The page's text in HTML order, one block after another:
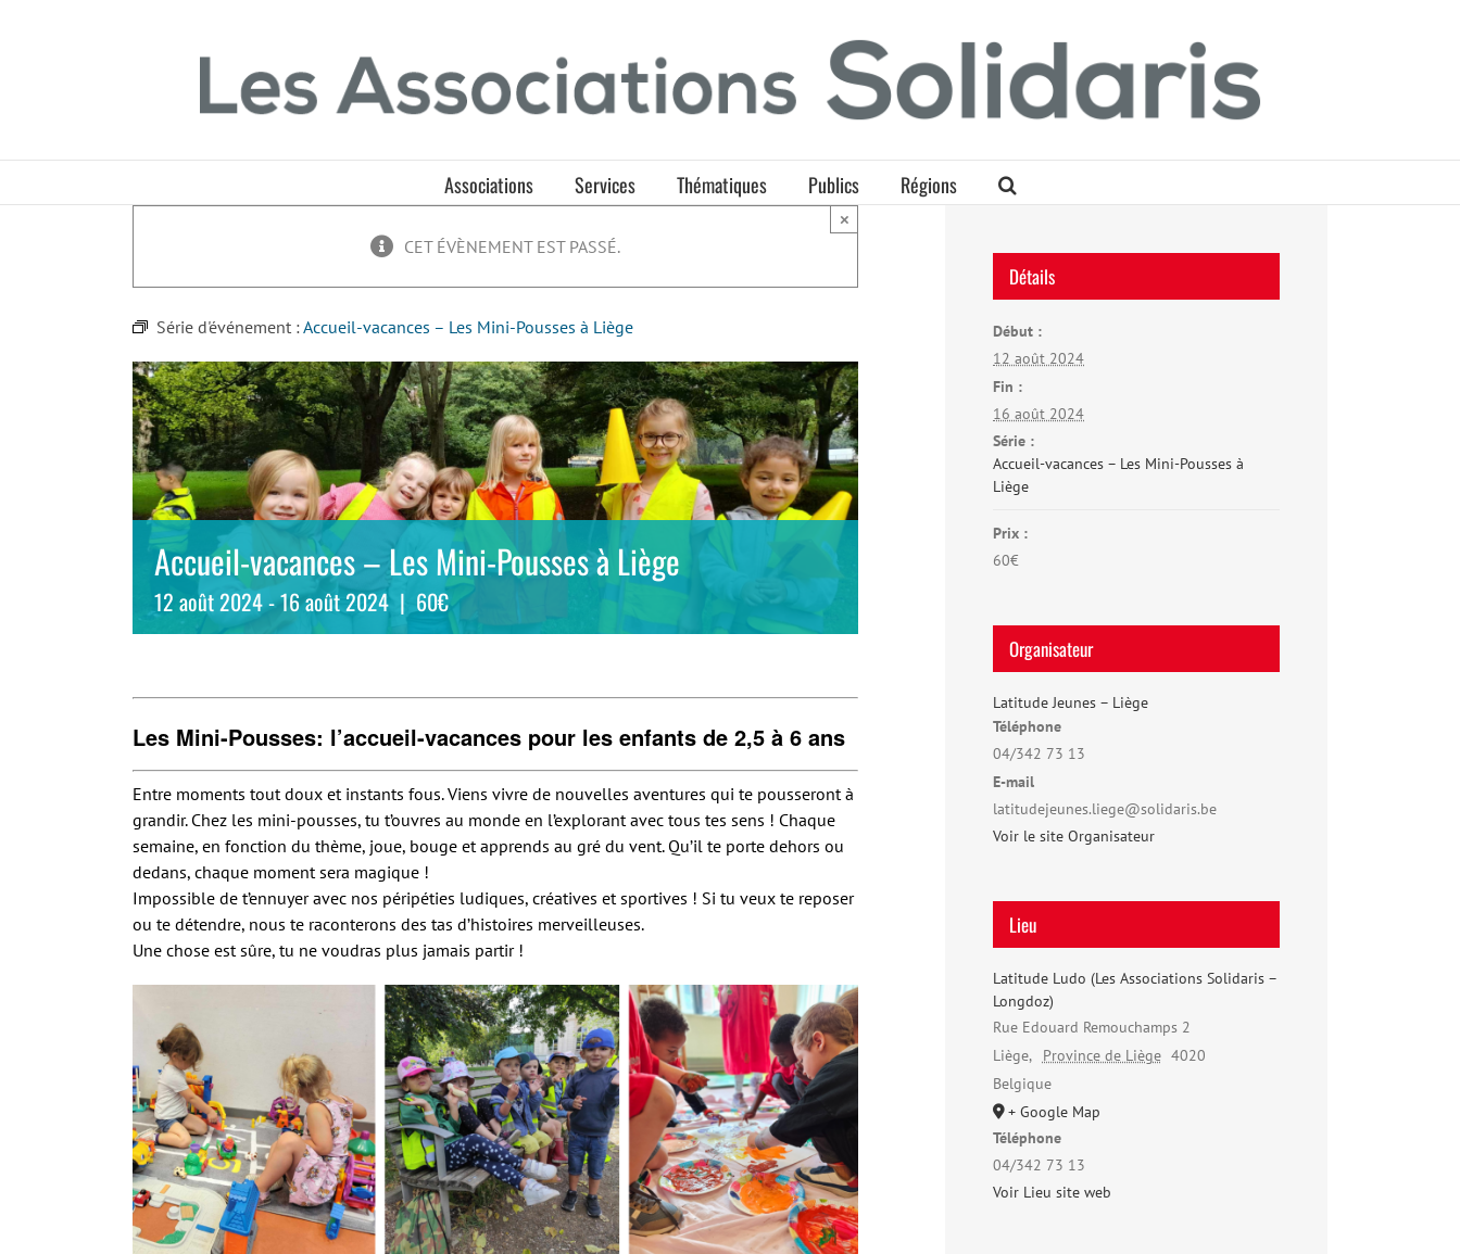
Associations Services Thématiques Publics Régions
CET ÉVÈNEMENT EST PASSÉ.
×
Série d'événement :Accueil-vacances – Les Mini-Pousses à Liège
Accueil-vacances – Les Mini-Pousses à Liège
12 août 2024-16 août 2024 | 60€
Les Mini-Pousses: l’accueil-vacances pour les enfants de 2,5 à 6 ans
Entre moments tout doux et instants fous. Viens vivre de nouvelles aventures qui te pousseront à
grandir. Chez les mini-pousses, tu t’ouvres au monde en l’explorant avec tous tes sens ! Chaque
semaine, en fonction du thème, joue, bouge et apprends au gré du vent. Qu’il te porte dehors ou
dedans, chaque moment sera magique !
Impossible de t’ennuyer avec nos péripéties ludiques, créatives et sportives ! Si tu veux te reposer
ou te détendre, nous te raconterons des tas d’histoires merveilleuses.
Une chose est sûre, tu ne voudras plus jamais partir !
Détails
Début :
12 août 2024
Fin :
16 août 2024
Série :
Accueil-vacances – Les Mini-Pousses à
Liège
Prix :
60€
Organisateur
Latitude Jeunes – Liège
Téléphone
04/342 73 13
E-mail
latitudejeunes.liege@solidaris.be
Voir le site Organisateur
Lieu
Latitude Ludo (Les Associations Solidaris –
Longdoz)
Rue Edouard Remouchamps 2
Liège, Province de Liège 4020
Belgique
+ Google Map
Téléphone
04/342 73 13
Voir Lieu site web